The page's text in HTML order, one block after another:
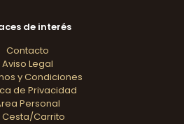
de interés
Contacto
Aviso Legal
y Condiciones
de Privacidad
Personal
Cesta/Carrito